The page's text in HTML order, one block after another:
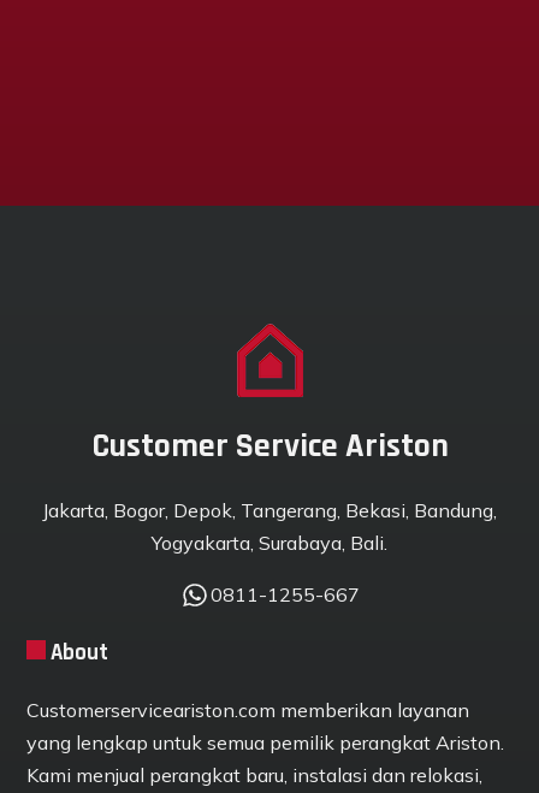
Customer Service Ariston
Jakarta, Bogor, Depok, Tangerang, Bekasi, Bandung,
Yogyakarta, Surabaya, Bali.
0811-1255-667
About
Customerserviceariston.com memberikan layanan
yang lengkap untuk semua pemilik perangkat Ariston.
Kami menjual perangkat baru, instalasi dan relokasi,